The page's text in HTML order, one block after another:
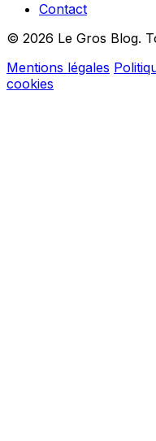
Contact
© 2026 Le Gros Blog.
Mentions légales
cookies